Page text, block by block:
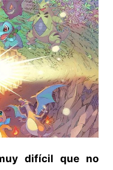
difícil que no